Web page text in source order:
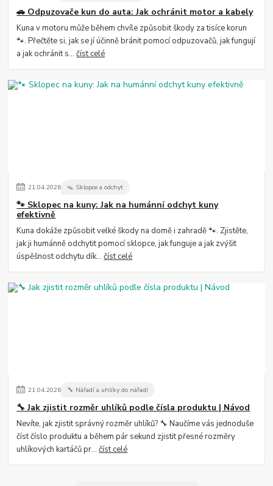
🚗 Odpuzovače kun do auta: Jak ochránit motor a kabely
Kuna v motoru může během chvíle způsobit škody za tisíce korun
🐾. Přečtěte si, jak se jí účinně bránit pomocí odpuzovačů, jak fungují
a jak ochránit s...číst celé
21.04.2026 🪤 Sklopce a odchyt
🐾 Sklopec na kuny: Jak na humánní odchyt kuny
efektivně
Kuna dokáže způsobit velké škody na domě i zahradě 🐾. Zjistěte,
jak ji humánně odchytit pomocí sklopce, jak funguje a jak zvýšit
úspěšnost odchytu dík...číst celé
21.04.2026 🔧 Nářadí a uhlíky do nářadí
🔧 Jak zjistit rozměr uhlíků podle čísla produktu | Návod
Nevíte, jak zjistit správný rozměr uhlíků? 🔧 Naučíme vás jednoduše
číst číslo produktu a během pár sekund zjistit přesné rozměry
uhlíkových kartáčů pr...číst celé